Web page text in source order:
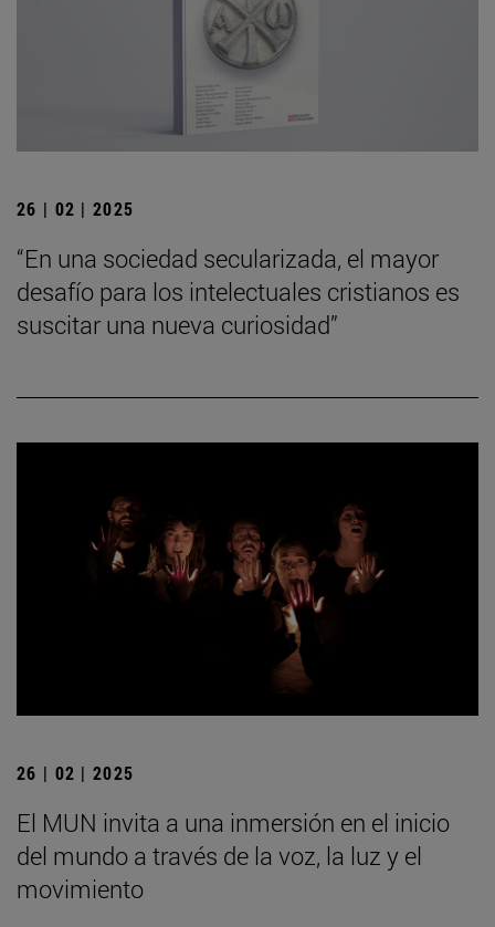
26 | 02 | 2025
“En una sociedad secularizada, el mayor
desafío para los intelectuales cristianos es
suscitar una nueva curiosidad”
26 | 02 | 2025
El MUN invita a una inmersión en el inicio
del mundo a través de la voz, la luz y el
movimiento